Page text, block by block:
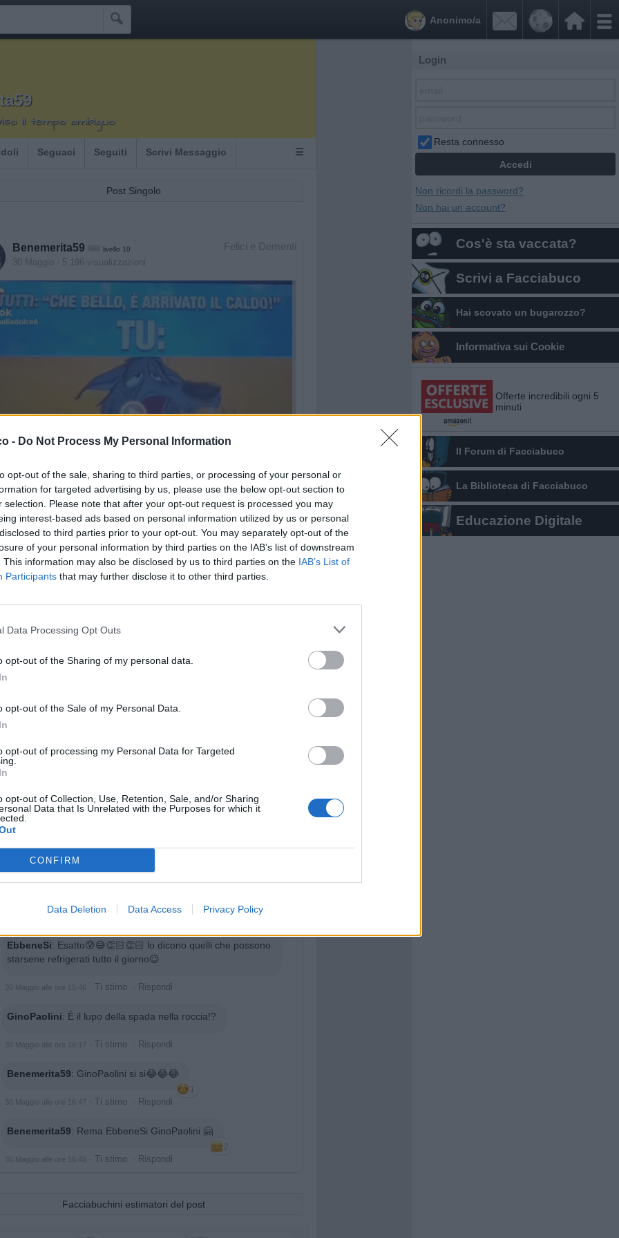
- Do Not Process My Personal Information
opt-out of the sale, sharing to third parties, or processing of your personal or
for targeted advertising by us, please use the below opt-out section to
selection. Please note that after your opt-out request is processed you may
interest-based ads based on personal information utilized by us or personal
to third parties prior to your opt-out. You may separately opt-out of the
of your personal information by third parties on the IAB’s list of downstream
This information may also be disclosed by us to third parties on the IAB’s List of
Participants that may further disclose it to other third parties.
Data Processing Opt Outs
opt-out of the Sharing of my personal data.
opt-out of the Sale of my Personal Data.
opt-out of processing my Personal Data for Targeted
opt-out of Collection, Use, Retention, Sale, and/or Sharing
Data that Is Unrelated with the Purposes for which it
CONFIRM
Data Deletion Data Access Privacy Policy
 

Anonimo/a
il tempo ambiguo
Seguaci Seguiti Scrivi Messaggio ☰
Post Singolo
Felici e Dementi
Benemerita59 livello 10
30 Maggio - 5.196 visualizzazioni
Peso Moderato (0.64 Mb)
Stime: 9 Commenti: 5
Ti stimo fratella
·Ti stimo ·Rispondi
EbbeneSi: Esatto😰😅👏🏻👏🏻 lo dicono quelli che possono
starsene refrigerati tutto il giorno😉
30 Maggio alle ore 15:46 Ti stimo Rispondi
GinoPaolini: È il lupo della spada nella roccia!?
30 Maggio alle ore 16:17 Ti stimo Rispondi
Benemerita59: GinoPaolini si si😂😂😂
1
30 Maggio alle ore 16:47 Ti stimo Rispondi
Benemerita59: Rema EbbeneSi GinoPaolini 🤗
2
30 Maggio alle ore 16:48 Ti stimo Rispondi
Facciabuchini estimatori del post
Login
Resta connesso
Non ricordi la password?
Non hai un account?
Cos'è sta vaccata?
Scrivi a Facciabuco
Hai scovato un bugarozzo?
Informativa sui Cookie
Offerte incredibili ogni 5
minuti
Il Forum di Facciabuco
La Biblioteca di Facciabuco
Educazione Digitale